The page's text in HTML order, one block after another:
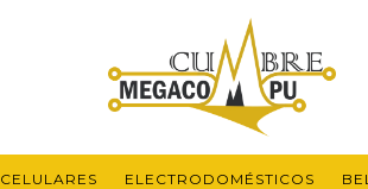
CELULARES ELECTRODOMÉSTICOS